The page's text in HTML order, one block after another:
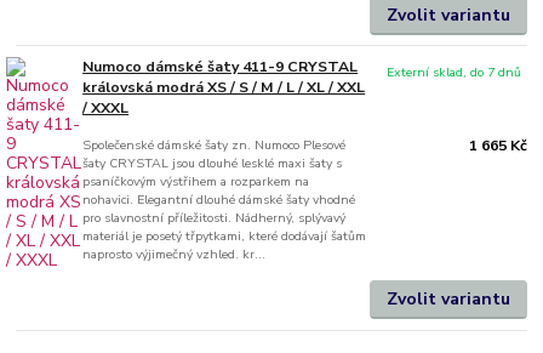
Zvolit variantu
Numoco dámské šaty 411-9 CRYSTAL
královská modrá XS / S / M / L / XL / XXL
/ XXXL
Společenské dámské šaty zn. Numoco Plesové
šaty CRYSTAL jsou dlouhé lesklé maxi šaty s
psaníčkovým výstřihem a rozparkem na
nohavici. Elegantní dlouhé dámské šaty vhodné
pro slavnostní příležitosti. Nádherný, splývavý
materiál je posetý třpytkami, které dodávají šatům
naprosto výjimečný vzhled. kr...
1 665 Kč
Externí sklad, do 7 dnů
Zvolit variantu